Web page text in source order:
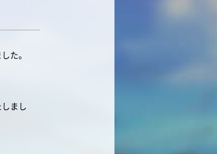
た。
まし